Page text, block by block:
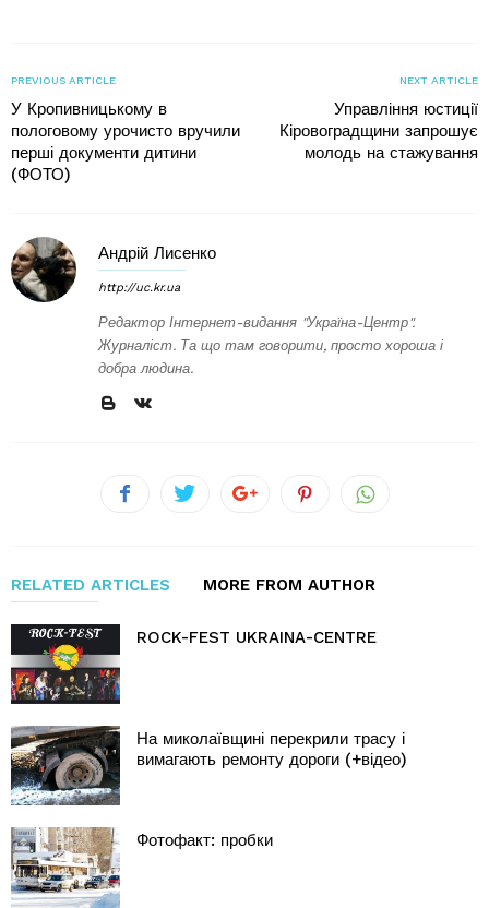
PREVIOUS ARTICLE
У Кропивницькому в
пологовому урочисто вручили
перші документи дитини
(ФОТО)
NEXT ARTICLE
Управління юстиції
Кіровоградщини запрошує
молодь на стажування
Андрій Лисенко
http://uc.kr.ua
Редактор Інтернет-видання "Україна-Центр".
Журналіст. Та що там говорити, просто хороша і
добра людина.
RELATED ARTICLES MORE FROM AUTHOR
ROCK-FEST UKRAINA-CENTRE
На миколаївщині перекрили трасу і
вимагають ремонту дороги (+відео)
Фотофакт: пробки